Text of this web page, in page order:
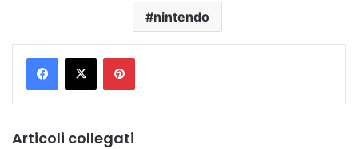
nintendo
Pinterest
Articoli collegati